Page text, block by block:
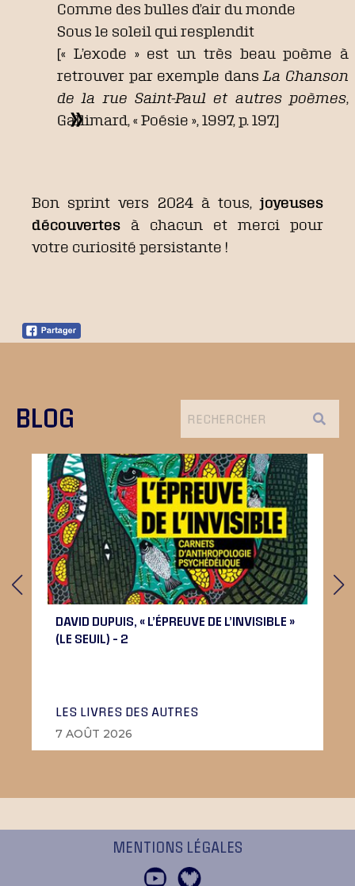
Comme des bulles d’air du monde
Sous le soleil qui resplendit
[« L’exode » est un très beau poème à
retrouver par exemple dans La Chanson
de la rue Saint-Paul et autres poèmes,
Gallimard, « Poésie », 1997, p. 197.]
Bon sprint vers 2024 à tous, joyeuses
découvertes à chacun et merci pour
votre curiosité persistante !
BLOG
DAVID DUPUIS, « L’ÉPREUVE DE L’INVISIBLE »
(LE SEUIL) – 2
LES LIVRES DES AUTRES
7 AOÛT 2026
MENTIONS LÉGALES